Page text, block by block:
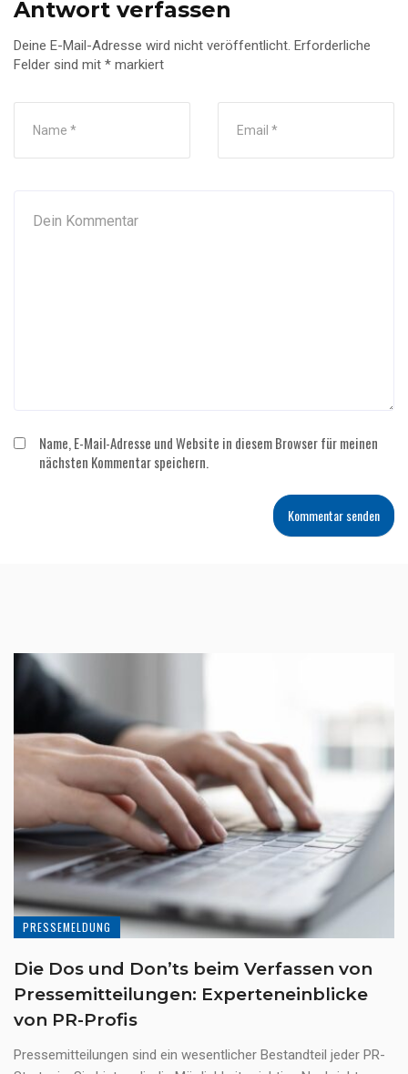
Antwort verfassen
Deine E-Mail-Adresse wird nicht veröffentlicht. Erforderliche
Felder sind mit * markiert
Name, E-Mail-Adresse und Website in diesem Browser für meinen
nächsten Kommentar speichern.
PRESSEMELDUNG
Die Dos und Don’ts beim Verfassen von
Pressemitteilungen: Experteneinblicke
von PR-Profis
Pressemitteilungen sind ein wesentlicher Bestandteil jeder PR-